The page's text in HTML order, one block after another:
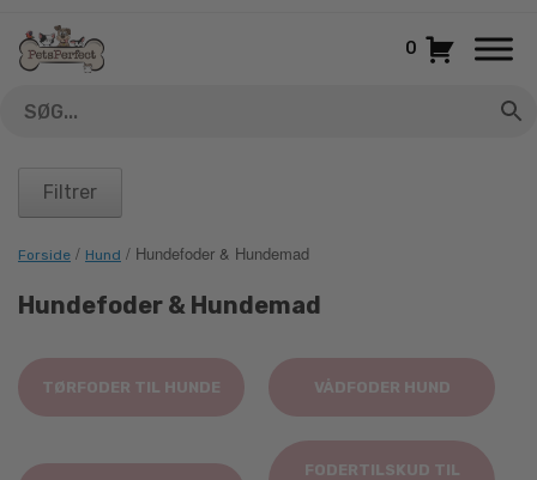
indhold
0
Forside / Hund / Hundefoder & Hundemad
Hundefoder & Hundemad
TØRFODER TIL HUNDE VÅDFODER HUND
FODERTILSKUD TIL
Filtrer